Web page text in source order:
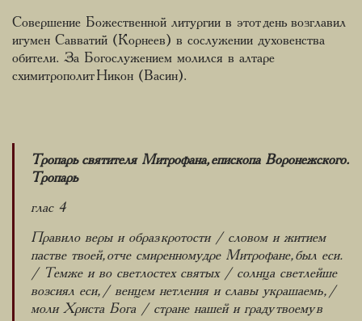
Совершение Божественной литургии в этот день возглавил
игумен Савватий (Корнеев) в сослужении духовенства
обители. За Богослужением молился в алтаре
схимитрополит Никон (Васин).
Тропарь святителя Митрофана, епископа Воронежского.
Тропарь
глас 4
Правило веры и образ кротости / словом и житием
пастве твоей, отче смиренномудре Митрофане, был еси.
/ Темже и во светлостех святых / солнца светлейше
возсиял еси, / венцем нетления и славы украшаемь, /
моли Христа Бога / стране нашей и граду твоему в